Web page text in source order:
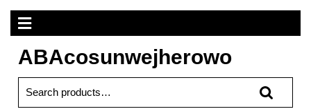
Skip
content
Open
Menu
ABAcosunwejherowo
for: